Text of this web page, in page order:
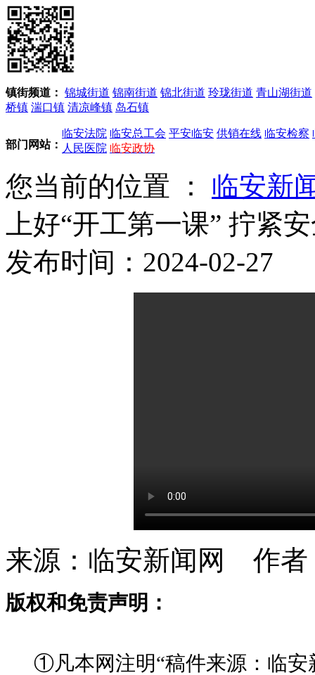
镇街频道： 锦城街道 锦南街道 锦北街道 玲珑街道 青山湖街道
桥镇 湍口镇 清凉峰镇 岛石镇
部门网站：
临安法院 临安总工会 平安临安 供销在线 临安检察
人民医院 临安政协
您当前的位置 ： 临安新
上好“开工第一课” 拧紧
发布时间：2024-02-27
来源：临安新闻网 作
版权和免责声明：
①凡本网注明“稿件来源：临安